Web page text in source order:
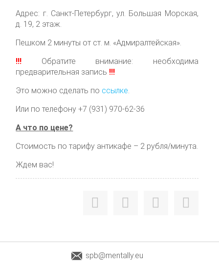
Адрес: г. Санкт-Петербург, ул. Большая Морская,
д. 19, 2 этаж.
Пешком 2 минуты от ст. м. «Адмиралтейская».
!!! Обратите внимание: необходима
предварительная запись !!!
Это можно сделать по ссылке.
Или по телефону +7 (931) 970-62-36
А что по цене?
Стоимость по тарифу антикафе – 2 рубля/минута.
Ждем вас!
spb@mentally.eu